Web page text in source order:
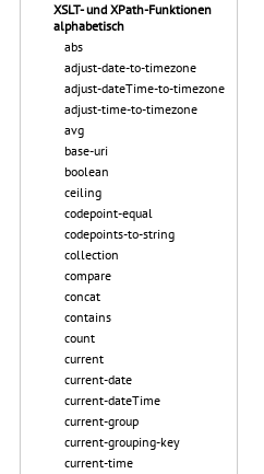
XSLT- und XPath-Funktionen
alphabetisch
abs
adjust-date-to-timezone
adjust-dateTime-to-timezone
adjust-time-to-timezone
avg
base-uri
boolean
ceiling
codepoint-equal
codepoints-to-string
collection
compare
concat
contains
count
current
current-date
current-dateTime
current-group
current-grouping-key
current-time